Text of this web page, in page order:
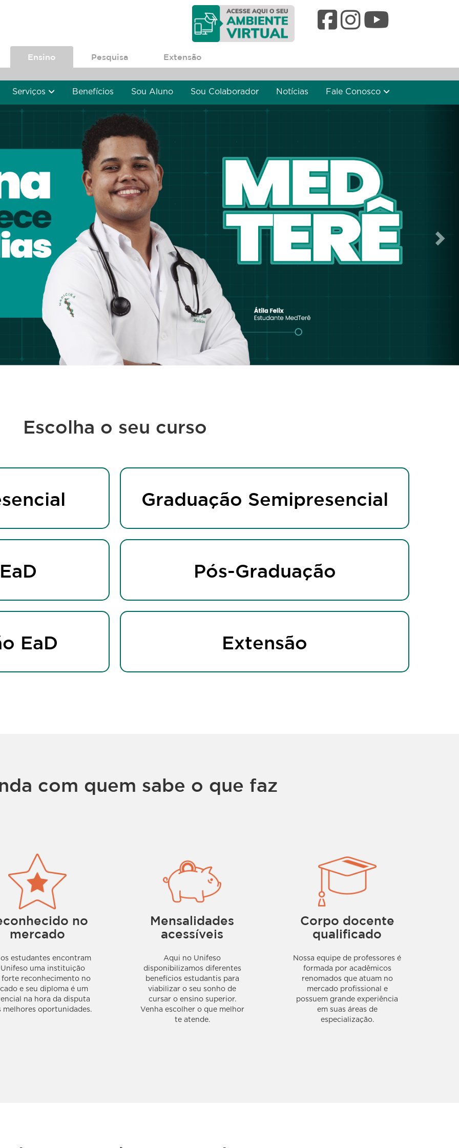
Ensino Pesquisa Extensão
Serviços Benefícios Sou Aluno Sou Colaborador Notícias Fale Conosco
Escolha o seu curso
Graduação Semipresencial
Pós-Graduação
EaD Extensão
com quem sabe o que faz
no
mercado
estudantes encontram
uma instituição
forte reconhecimento no
e seu diploma é um
na hora da disputa
melhores oportunidades.
Mensalidades
acessíveis
Aqui no Unifeso
disponibilizamos diferentes
benefícios estudantis para
viabilizar o seu sonho de
cursar o ensino superior.
Venha escolher o que melhor
te atende.
Corpo docente
qualificado
Nossa equipe de professores é
formada por acadêmicos
renomados que atuam no
mercado profissional e
possuem grande experiência
em suas áreas de
especialização.